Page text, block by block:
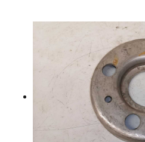
VIIMEKSI LISÄTYT
YHTEYSTIEDOT